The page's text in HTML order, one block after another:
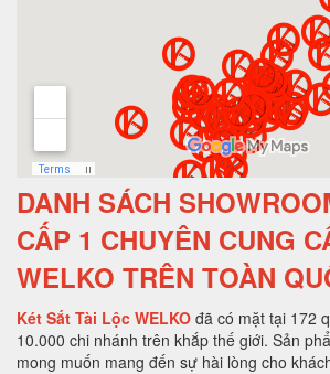
DANH SÁCH
CẤP 1 CHUYÊN CUNG
WELKO TRÊN TOÀN
Két Sắt Tài Lộc WELKO đã có mặt tại 172
10.000 chi nhánh trên khắp thế giới. Sản
mong muốn mang đến sự hài lòng cho